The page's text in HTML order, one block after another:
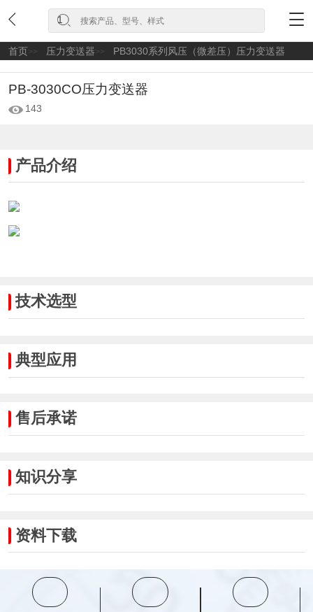
首页 >> 压力变送器 >> PB3030系列风压（微差压）压力变送器
PB-3030CO压力变送器
143
产品介绍
技术选型
典型应用
售后承诺
知识分享
资料下载